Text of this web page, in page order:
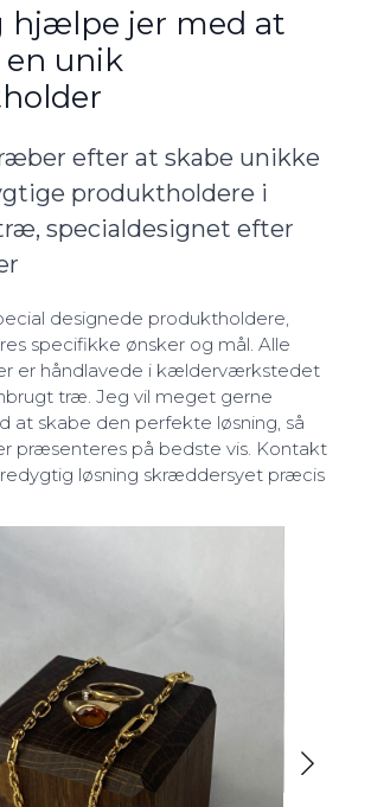
hjælpe jer med at
en unik
efter at skabe unikke
produktholdere i
specialdesignet efter
designede produktholdere,
specifikke ønsker og mål. Alle
er håndlavede i kælderværkstedet
træ. Jeg vil meget gerne
at skabe den perfekte løsning, så
præsenteres på bedste vis. Kontakt
løsning skræddersyet præcis